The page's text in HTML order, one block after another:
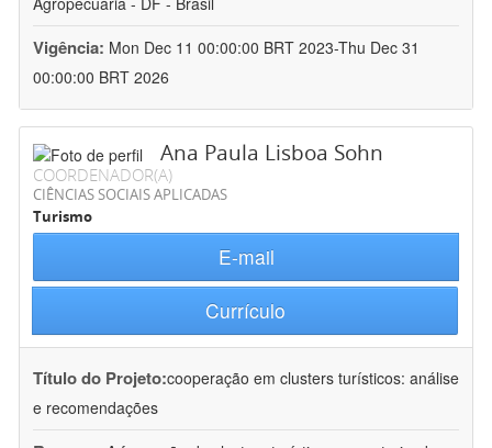
Vigência: Mon Dec 11 00:00:00 BRT 2023-Thu Dec 31
00:00:00 BRT 2026
Ana Paula Lisboa Sohn
COORDENADOR(A)
CIÊNCIAS SOCIAIS APLICADAS
Turismo
E-mail
Currículo
Título do Projeto:cooperação em clusters turísticos: análise
e recomendações